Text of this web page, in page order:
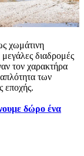
χωμάτινη
μεγάλες διαδρομές
τον χαρακτήρα
των
εποχής.
δώρο ένα